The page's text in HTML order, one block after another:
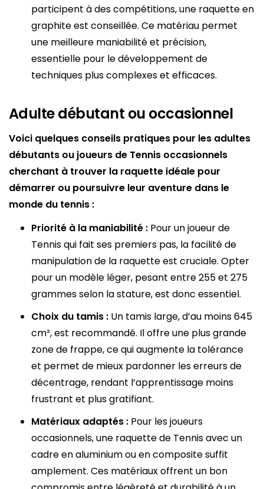
participent à des compétitions, une raquette en
graphite est conseillée. Ce matériau permet
une meilleure maniabilité et précision,
essentielle pour le développement de
techniques plus complexes et efficaces.
Adulte débutant ou occasionnel
Voici quelques conseils pratiques pour les adultes
débutants ou joueurs de Tennis occasionnels
cherchant à trouver la raquette idéale pour
démarrer ou poursuivre leur aventure dans le
monde du tennis :
Priorité à la maniabilité : Pour un joueur de
Tennis qui fait ses premiers pas, la facilité de
manipulation de la raquette est cruciale. Opter
pour un modèle léger, pesant entre 255 et 275
grammes selon la stature, est donc essentiel.
Choix du tamis : Un tamis large, d’au moins 645
cm², est recommandé. Il offre une plus grande
zone de frappe, ce qui augmente la tolérance
et permet de mieux pardonner les erreurs de
décentrage, rendant l’apprentissage moins
frustrant et plus gratifiant.
Matériaux adaptés : Pour les joueurs
occasionnels, une raquette de Tennis avec un
cadre en aluminium ou en composite suffit
amplement. Ces matériaux offrent un bon